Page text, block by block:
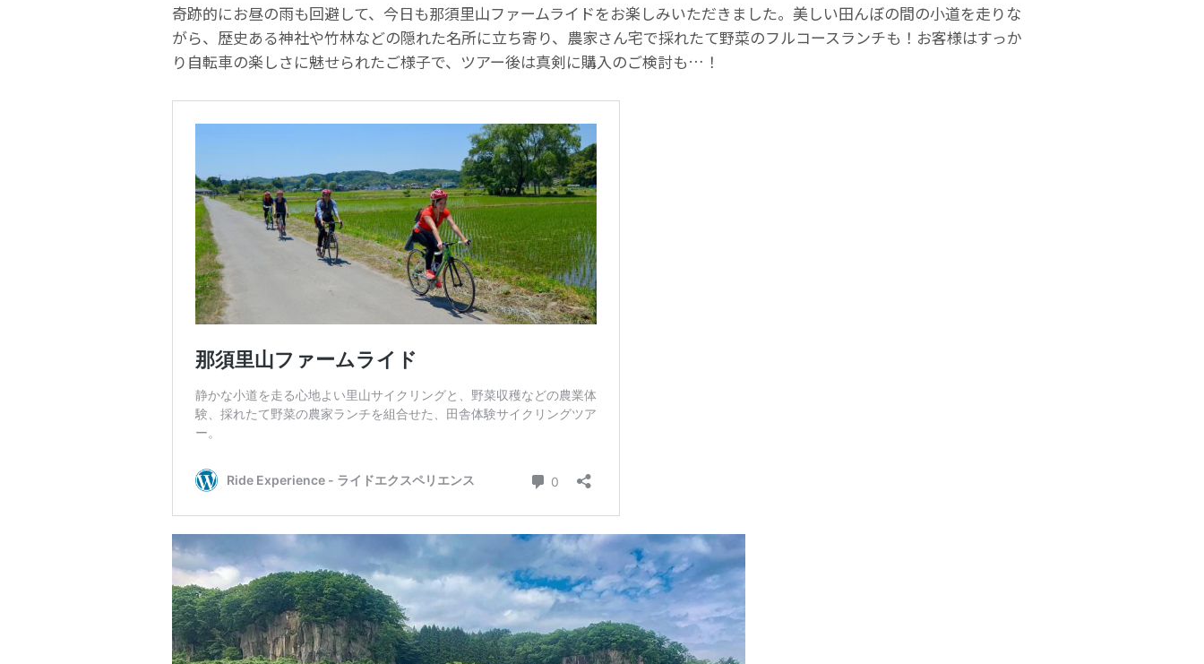
奇跡的にお昼の雨も回避して、今日も那須里山ファームライドをお楽しみいただきました。美しい田んぼの間の小道を走りな
がら、歴史ある神社や竹林などの隠れた名所に立ち寄り、農家さん宅で採れたて野菜のフルコースランチも！お客様はすっか
り自転車の楽しさに魅せられたご様子で、ツアー後は真剣に購入のご検討も…！